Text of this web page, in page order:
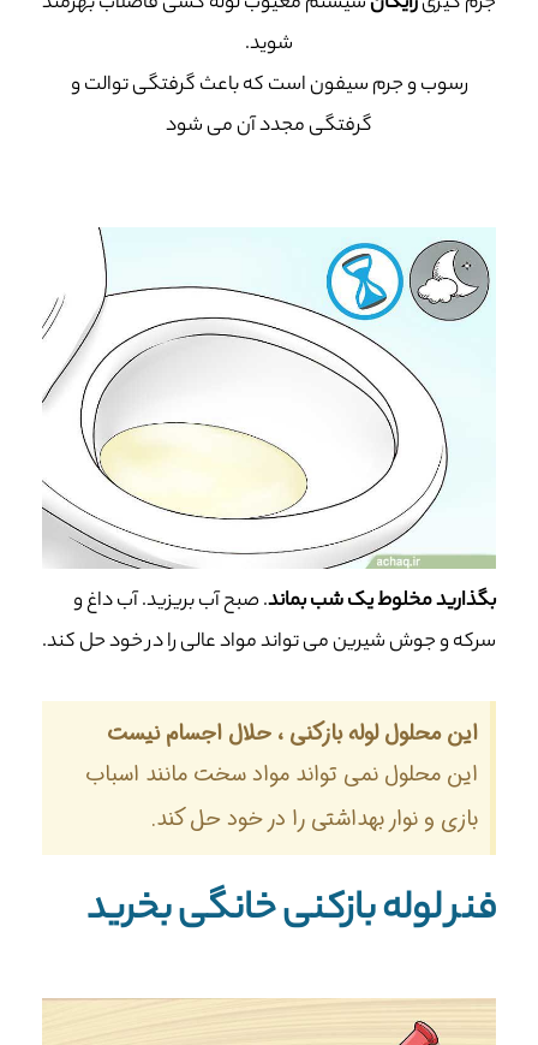
شوید.
رسوب و جرم سیفون است که باعث گرفتگی توالت و
گرفتگی مجدد آن می شود
بگذارید مخلوط یک شب بماند. صبح آب بریزید. آب داغ و
سرکه و جوش شیرین می تواند مواد عالی را در خود حل کند.
این محلول لوله بازکنی ، حلال اجسام نیست
این محلول نمی تواند مواد سخت مانند اسباب
بازی و نوار بهداشتی را در خود حل کند.
فنر لوله بازکنی خانگی بخرید